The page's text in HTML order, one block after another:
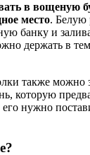
в вощеную
место. Белую
банку и
держать в
также можно
которую
нужно